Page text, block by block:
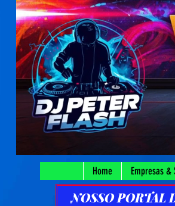
Home Empresas &
NOSSO PORTAL